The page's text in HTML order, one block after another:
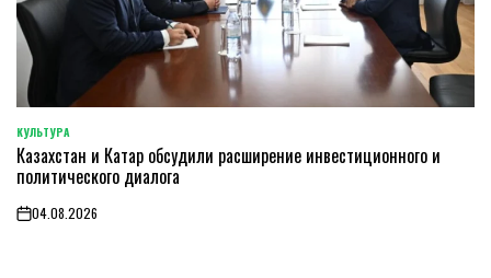
POSTED
IN
КУЛЬТУРА
Казахстан и Катар обсудили расширение инвестиционного и
политического диалога
on04.08.2026